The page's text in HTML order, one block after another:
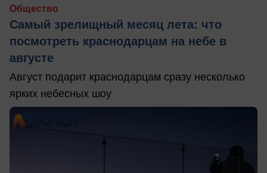
Общество
Самый зрелищный месяц лета: что
посмотреть краснодарцам на небе в
августе
Август подарит краснодарцам сразу несколько
ярких небесных шоу